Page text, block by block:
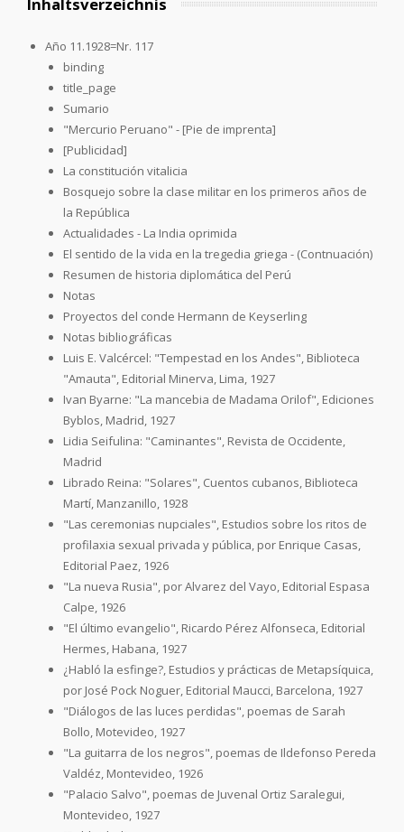
Año 11.1928=Nr. 117
binding
title_page
Sumario
"Mercurio Peruano" - [Pie de imprenta]
[Publicidad]
La constitución vitalicia
Bosquejo sobre la clase militar en los primeros años de
la República
Actualidades - La India oprimida
El sentido de la vida en la tregedia griega - (Contnuación)
Resumen de historia diplomática del Perú
Notas
Proyectos del conde Hermann de Keyserling
Notas bibliográficas
Luis E. Valcércel: "Tempestad en los Andes", Biblioteca
"Amauta", Editorial Minerva, Lima, 1927
Ivan Byarne: "La mancebia de Madama Orilof", Ediciones
Byblos, Madrid, 1927
Lidia Seifulina: "Caminantes", Revista de Occidente,
Madrid
Librado Reina: "Solares", Cuentos cubanos, Biblioteca
Martí, Manzanillo, 1928
"Las ceremonias nupciales", Estudios sobre los ritos de
profilaxia sexual privada y pública, por Enrique Casas,
Editorial Paez, 1926
"La nueva Rusia", por Alvarez del Vayo, Editorial Espasa
Calpe, 1926
"El último evangelio", Ricardo Pérez Alfonseca, Editorial
Hermes, Habana, 1927
¿Habló la esfinge?, Estudios y prácticas de Metapsíquica,
por José Pock Noguer, Editorial Maucci, Barcelona, 1927
"Diálogos de las luces perdidas", poemas de Sarah
Bollo, Motevideo, 1927
"La guitarra de los negros", poemas de Ildefonso Pereda
Valdéz, Montevideo, 1926
"Palacio Salvo", poemas de Juvenal Ortiz Saralegui,
Montevideo, 1927